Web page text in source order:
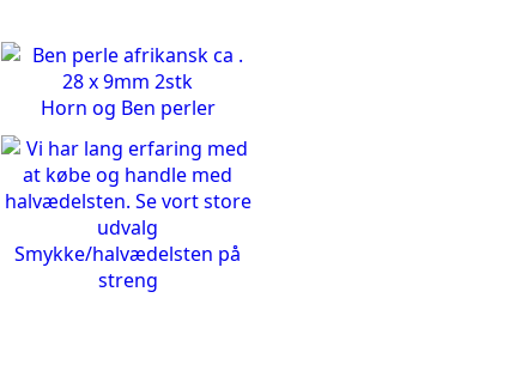
Horn og Ben perler
Smykke/halvædelsten på
streng